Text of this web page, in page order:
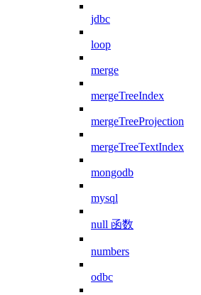
jdbc
loop
merge
mergeTreeIndex
mergeTreeProjection
mergeTreeTextIndex
mongodb
mysql
null 函数
numbers
odbc